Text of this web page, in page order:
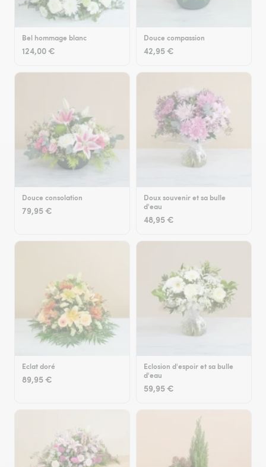
Bel hommage blanc
124,00 €
Douce compassion
42,95 €
Douce consolation
79,95 €
Doux souvenir et sa bulle
d'eau
48,95 €
Eclat doré
89,95 €
Eclosion d'espoir et sa bulle
d'eau
59,95 €